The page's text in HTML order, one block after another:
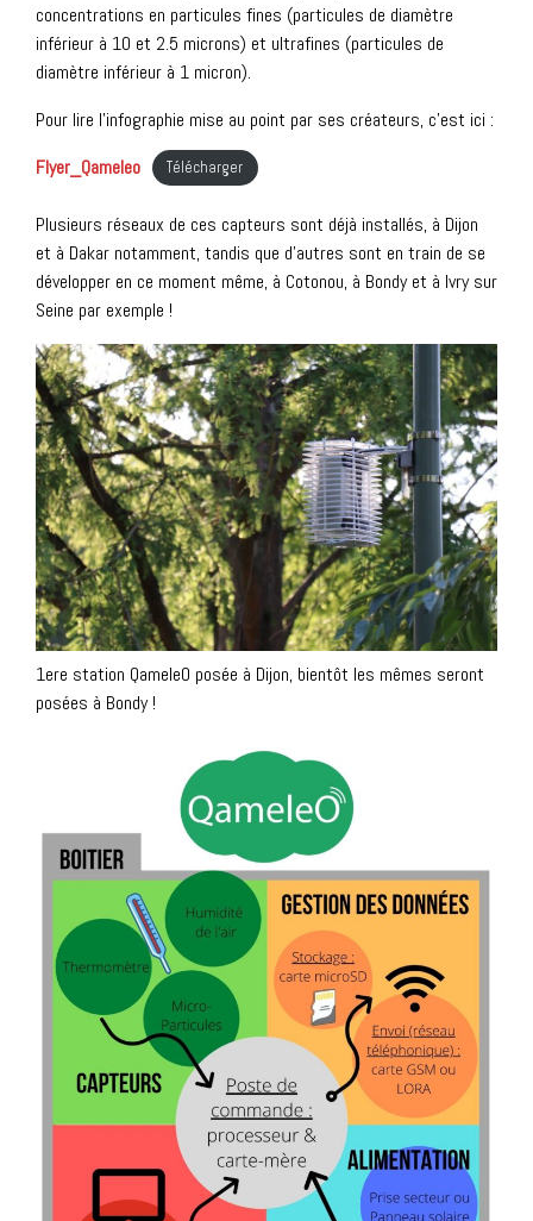
concentrations en particules fines (particules de diamètre
inférieur à 10 et 2.5 microns) et ultrafines (particules de
diamètre inférieur à 1 micron).
Pour lire l’infographie mise au point par ses créateurs, c’est ici :
Flyer_Qameleo
Télécharger
Plusieurs réseaux de ces capteurs sont déjà installés, à Dijon
et à Dakar notamment, tandis que d’autres sont en train de se
développer en ce moment même, à Cotonou, à Bondy et à Ivry sur
Seine par exemple !
1ere station QameleO posée à Dijon, bientôt les mêmes seront
posées à Bondy !